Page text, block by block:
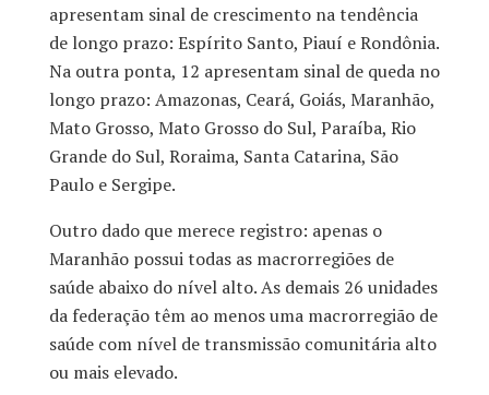
apresentam sinal de crescimento na tendência
de longo prazo: Espírito Santo, Piauí e Rondônia.
Na outra ponta, 12 apresentam sinal de queda no
longo prazo: Amazonas, Ceará, Goiás, Maranhão,
Mato Grosso, Mato Grosso do Sul, Paraíba, Rio
Grande do Sul, Roraima, Santa Catarina, São
Paulo e Sergipe.
Outro dado que merece registro: apenas o
Maranhão possui todas as macrorregiões de
saúde abaixo do nível alto. As demais 26 unidades
da federação têm ao menos uma macrorregião de
saúde com nível de transmissão comunitária alto
ou mais elevado.